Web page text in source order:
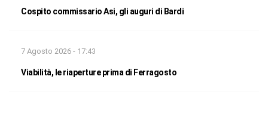
Cospito commissario Asi, gli auguri di Bardi
7 Agosto 2026 - 17:43
Viabilità, le riaperture prima di Ferragosto